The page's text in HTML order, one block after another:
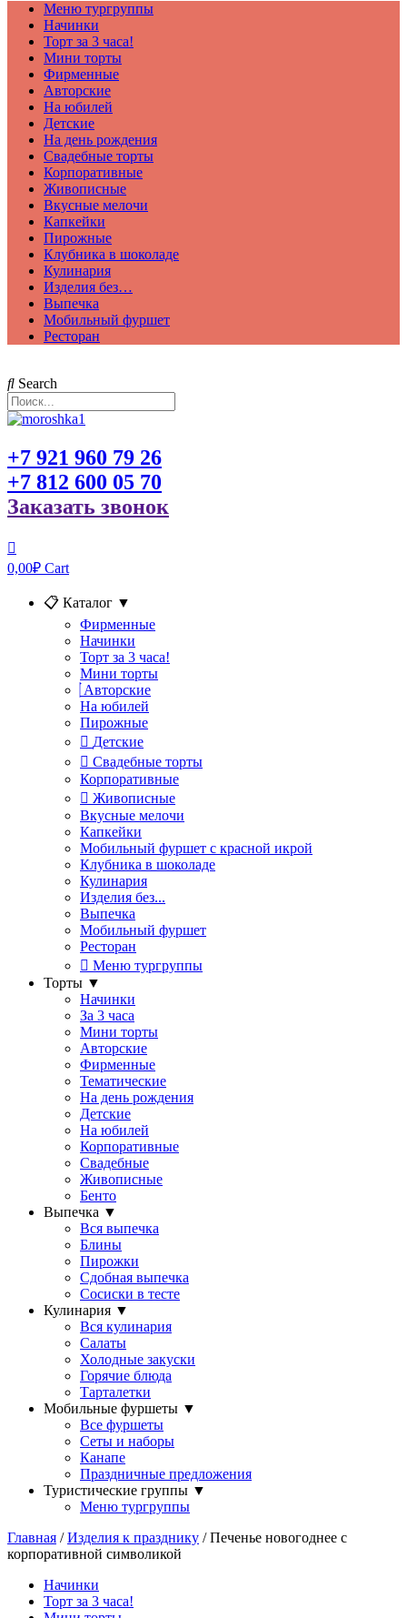
Меню тургруппы
Начинки
Торт за 3 часа!
Мини торты
Фирменные
Авторские
На юбилей
Детские
На день рождения
Свадебные торты
Корпоративные
Живописные
Вкусные мелочи
Капкейки
Пирожные
Клубника в шоколаде
Кулинария
Изделия без…
Выпечка
Мобильный фуршет
Ресторан
Search
+7 921 960 79 26
+7 812 600 05 70
Заказать звонок
0,00₽ Cart
📋 Каталог ▼
Фирменные
Начинки
Торт за 3 часа!
Мини торты
Авторские
На юбилей
Пирожные
Детские
Свадебные торты
Корпоративные
Живописные
Вкусные мелочи
Капкейки
Мобильный фуршет с красной икрой
Клубника в шоколаде
Кулинария
Изделия без...
Выпечка
Мобильный фуршет
Ресторан
Меню тургруппы
Торты ▼
Начинки
За 3 часа
Мини торты
Авторские
Фирменные
Тематические
На день рождения
Детские
На юбилей
Корпоративные
Свадебные
Живописные
Бенто
Выпечка ▼
Вся выпечка
Блины
Пирожки
Сдобная выпечка
Сосиски в тесте
Кулинария ▼
Вся кулинария
Салаты
Холодные закуски
Горячие блюда
Тарталетки
Мобильные фуршеты ▼
Все фуршеты
Сеты и наборы
Канапе
Праздничные предложения
Туристические группы ▼
Меню тургруппы
Главная /Изделия к празднику / Печенье новогоднее с
корпоративной символикой
Начинки
Торт за 3 часа!